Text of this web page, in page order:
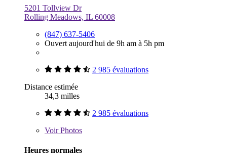
5201 Tollview Dr
Rolling Meadows, IL 60008
(847) 637-5406
Ouvert aujourd'hui de 9h am à 5h pm
2 985 évaluations
Distance estimée
34,3 milles
2 985 évaluations
VoirPhotos
Heures normales